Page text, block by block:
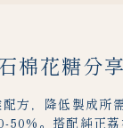
棉花糖分
配方，降低製成所
50%。搭配純正